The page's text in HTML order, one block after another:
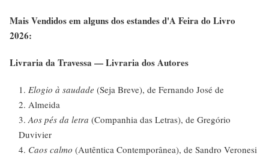
Mais Vendidos em alguns dos estandes d'A Feira do Livro
2026:
Livraria da Travessa — Livraria dos Autores
Elogio à saudade (Seja Breve), de Fernando José de
Almeida
Aos pés da letra (Companhia das Letras), de Gregório
Duvivier
Caos calmo (Autêntica Contemporânea), de Sandro Veronesi